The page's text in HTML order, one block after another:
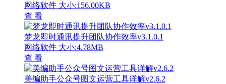
网络软件 大小:156.00KB
查 看
梦龙即时通讯提升团队协作效率v3.1.0.1
网络软件 大小:4.78MB
查 看
美编助手公众号图文运营工具详解v2.6.2